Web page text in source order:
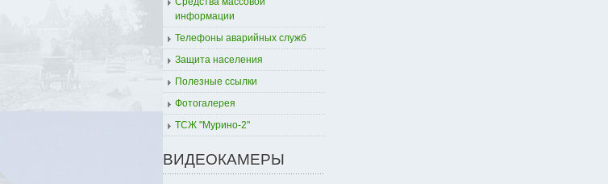
информации
Телефоны аварийных служб
Защита населения
Полезные ссылки
Фотогалерея
ТСЖ "Мурино-2"
ВИДЕОКАМЕРЫ